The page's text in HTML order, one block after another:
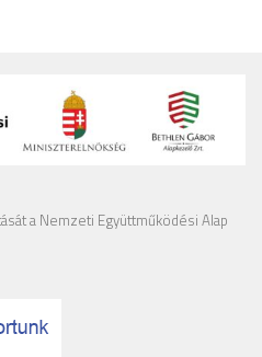
a Nemzeti Együttműködési Alap